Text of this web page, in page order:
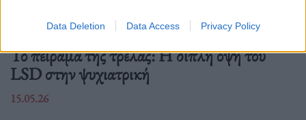
Data Deletion Data Access Privacy Policy
Επιστήμη
Το πείραμα της τρέλας: Η διπλή όψη του
LSD στην ψυχιατρική
15.05.26